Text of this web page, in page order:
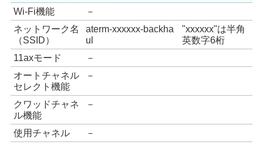
Wi-Fi機能
－
ネットワーク名
（SSID）
aterm-xxxxxx-backha
ul
"xxxxxx"は半角
英数字6桁
11axモード
－
オートチャネル
セレクト機能
－
クワッドチャネ
ル機能
－
使用チャネル
－